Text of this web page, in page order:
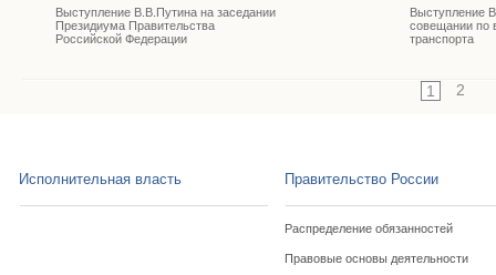
Выступление В.В.Путина на заседании
Президиума Правительства
Российской Федерации
Выступление
совещании по
транспорта
1 2
Исполнительная власть Правительство России
Распределение обязанностей
Правовые основы деятельности